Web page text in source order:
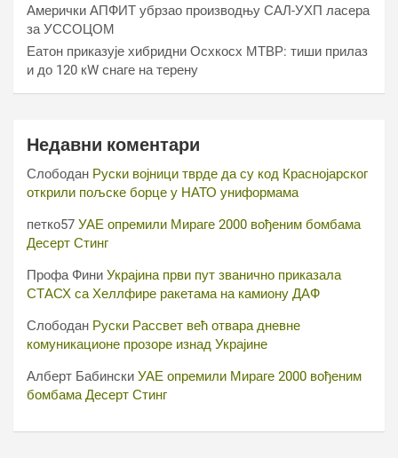
Амерички АПФИТ убрзао производњу САЛ-УХП ласера
за УССОЦОМ
Еатон приказује хибридни Осхкосх МТВР: тиши прилаз
и до 120 кW снаге на терену
Недавни коментари
Слободан Руски војници тврде да су код Краснојарског
открили пољске борце у НАТО униформама
петко57 УАЕ опремили Мираге 2000 вођеним бомбама
Десерт Стинг
Профа Фини Украјина први пут званично приказала
СТАСХ са Хеллфире ракетама на камиону ДАФ
Слободан Руски Рассвет већ отвара дневне
комуникационе прозоре изнад Украјине
Алберт Бабински УАЕ опремили Мираге 2000 вођеним
бомбама Десерт Стинг